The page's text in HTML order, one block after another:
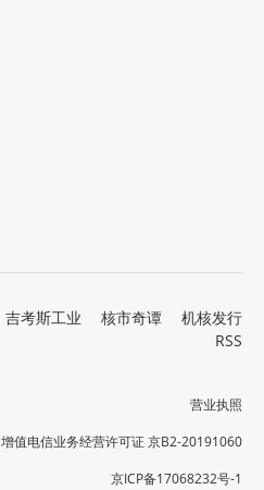
吉考斯工业 核市奇谭
机核发行
RSS
营业执照
增值电信业务经营许可证 京B2-20191060
京ICP备17068232号-1